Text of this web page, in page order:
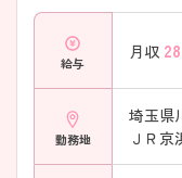
給与
月収
勤務地
埼玉県
ＪＲ京